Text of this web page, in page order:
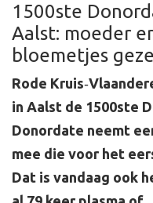
1500ste
Aalst: moeder
bloemetjes
Rode Kruis‑
in Aalst de 1500ste
Donordate neemt
mee die voor het
Dat is vandaag ook